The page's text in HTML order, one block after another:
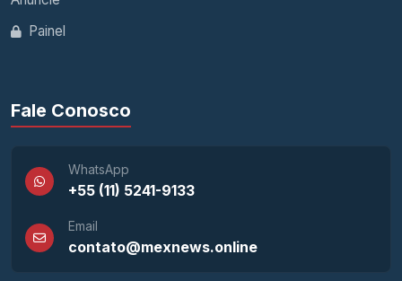
Painel
Fale Conosco
WhatsApp
+55 (11) 5241-9133
Email
contato@mexnews.online